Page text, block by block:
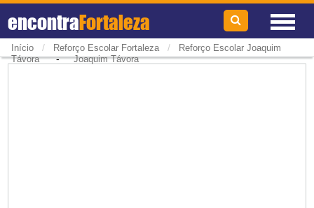
encontraFortaleza
Início / Reforço Escolar Fortaleza /
Reforço Escolar Joaquim
Távora-Joaquim Távora